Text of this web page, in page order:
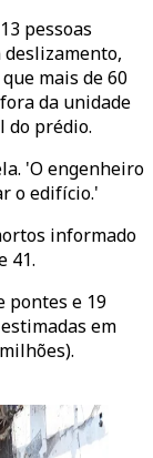
pessoas
mais de 60
da unidade
do prédio.
'O engenheiro
o edifício.'
informado
41.
pontes e 19
em